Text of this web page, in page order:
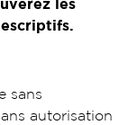
sans
autorisation